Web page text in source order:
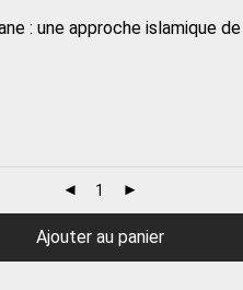
: une approche islamique
Ajouter au panier